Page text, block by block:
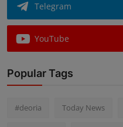
Telegram
YouTube
Popular Tags
#deoria Today News